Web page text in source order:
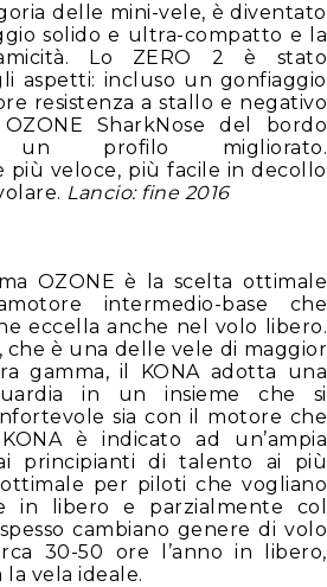
delle mini-vele, è diventato
solido e ultra-compatto e la
Lo ZERO 2 è stato
aspetti: incluso un gonfiaggio
resistenza a stallo e negativo
SharkNose del bordo
profilo migliorato.
più veloce, più facile in decollo
Lancio: fine 2016
OZONE è la scelta ottimale
intermedio-base che
eccella anche nel volo libero.
che è una delle vele di maggior
gamma, il KONA adotta una
in un insieme che si
sia con il motore che
è indicato ad un’ampia
principianti di talento ai più
per piloti che vogliano
in libero e parzialmente col
cambiano genere di volo
30-50 ore l’anno in libero,
vela ideale.